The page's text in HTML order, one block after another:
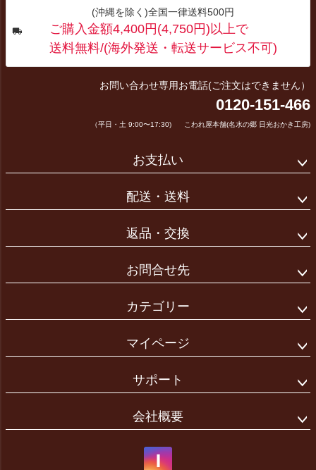
(沖縄を除く)全国一律送料500円
ご購入金額4,400円(4,750円)以上で
送料無料/(海外発送・転送サービス不可)
お問い合わせ専用お電話(ご注文はできません）
0120-151-466
（平日・土 9:00〜17:30) こわれ屋本舗(名水の郷 日光おかき工房)
お支払い
配送・送料
返品・交換
お問合せ先
カテゴリー
マイページ
サポート
会社概要